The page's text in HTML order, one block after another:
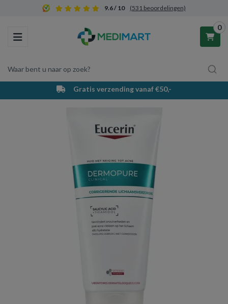
9.6 / 10 (531 beoordelingen)
Toggle navigation
Waar bent u naar op zoek?
0
Winkelwagen
Uw winkelwagen is leeg.
Gratis verzending vanaf €50,-